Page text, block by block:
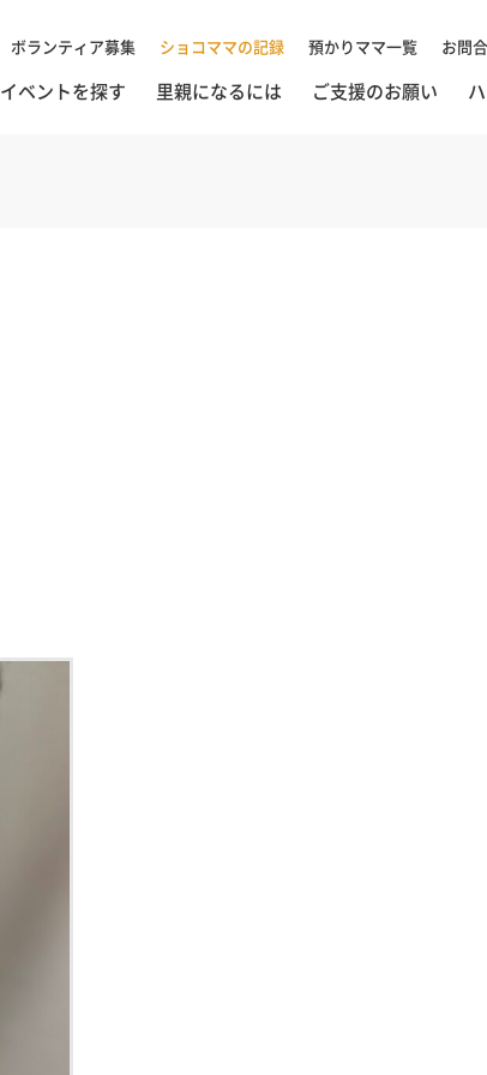
ボランティア募集 ショコママの記録 預かりママ一覧 お問
イベントを探す 里親になるには ご支援のお願い